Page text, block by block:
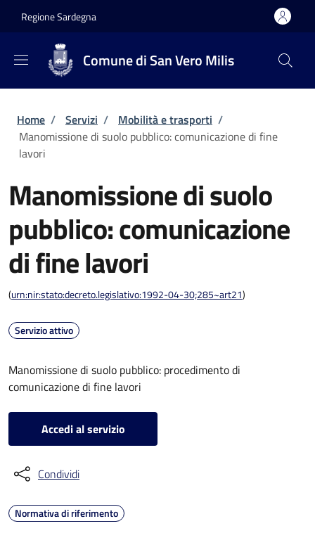
Regione Sardegna
Comune di San Vero Milis
Briciole di pane
Home / Servizi / Mobilità e trasporti /
Manomissione di suolo pubblico: comunicazione di fine
lavori
Manomissione di suolo
pubblico: comunicazione
di fine lavori
(urn:nir:stato:decreto.legislativo:1992-04-30;285~art21)
Servizio attivo
Manomissione di suolo pubblico: procedimento di
comunicazione di fine lavori
Accedi al servizio
Condividi
Normativa di riferimento